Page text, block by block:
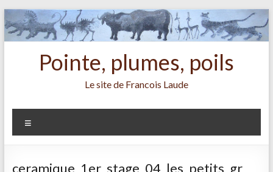
Aller
au
contenu
Pointe, plumes, poils
Le site de Francois Laude
ceramique_1er_stage_04_les_petits_gr